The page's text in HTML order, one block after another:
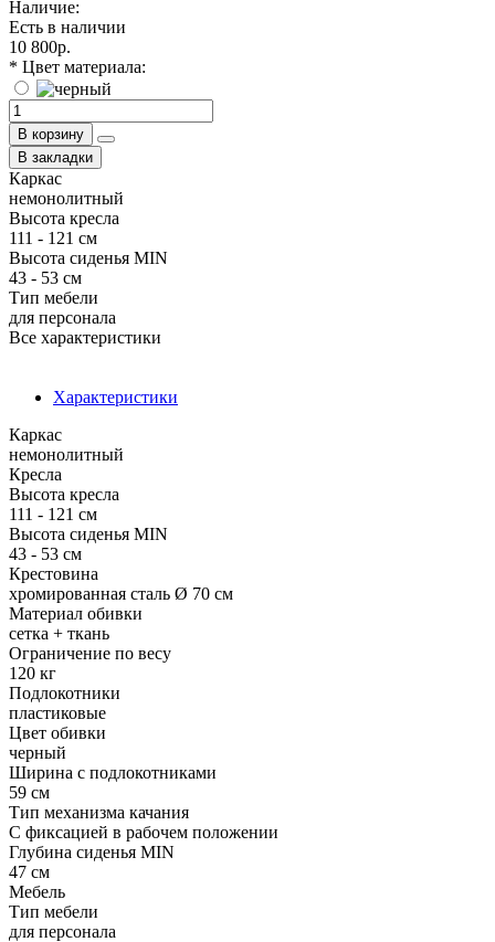
Наличие:
Есть в наличии
10 800р.
* Цвет материала:
В корзину
В закладки
Каркас
немонолитный
Высота кресла
111 - 121 см
Высота сиденья MIN
43 - 53 см
Тип мебели
для персонала
Все характеристики
Характеристики
Каркас
немонолитный
Кресла
Высота кресла
111 - 121 см
Высота сиденья MIN
43 - 53 см
Крестовина
хромированная сталь Ø 70 см
Материал обивки
сетка + ткань
Ограничение по весу
120 кг
Подлокотники
пластиковые
Цвет обивки
черный
Ширина с подлокотниками
59 см
Тип механизма качания
С фиксацией в рабочем положении
Глубина сиденья MIN
47 см
Мебель
Тип мебели
для персонала